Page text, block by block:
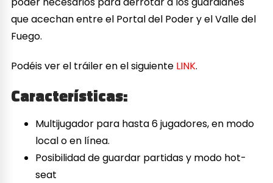
que acechan entre el Portal del Poder y el Valle del
Fuego.
Podéis ver el tráiler en el siguiente LINK.
Características:
Multijugador para hasta 6 jugadores, en modo
local o en línea.
Posibilidad de guardar partidas y modo hot-
seat